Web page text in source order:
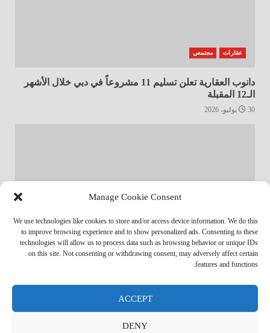
Manage Cookie Consent
We use technologies like cookies to store and/or access device information. We do this
to improve browsing experience and to show personalized ads. Consenting to these
technologies will allow us to process data such as browsing behavior or unique IDs
on this site. Not consenting or withdrawing consent, may adversely affect certain
features and functions.
ACCEPT
DENY
عقارات مجتمعي
دانوب العقارية تعلن تسليم 11 مشروعاً في دبي خلال الأشهر
الـ12 المقبلة
30 يوليو، 2026
أخبار المجتمع مجتمعي
سياسة ملفات تعريف الارتباط